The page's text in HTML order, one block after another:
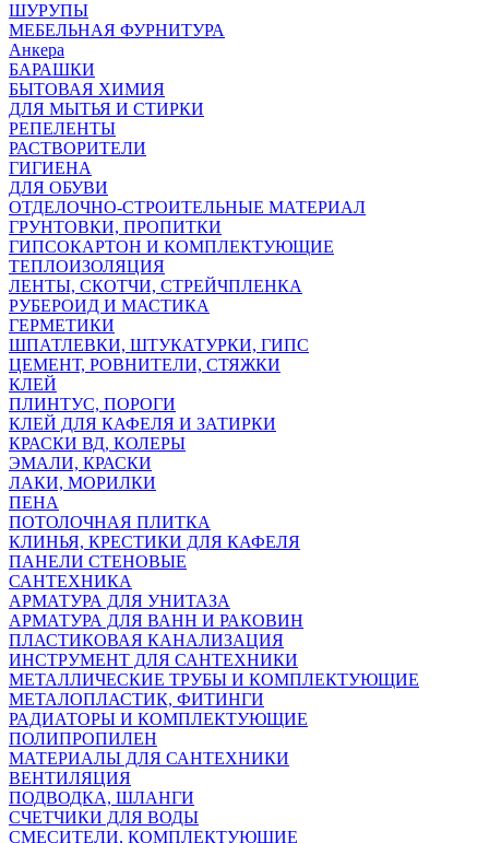
ШУРУПЫ
МЕБЕЛЬНАЯ ФУРНИТУРА
Анкера
БАРАШКИ
БЫТОВАЯ ХИМИЯ
ДЛЯ МЫТЬЯ И СТИРКИ
РЕПЕЛЕНТЫ
РАСТВОРИТЕЛИ
ГИГИЕНА
ДЛЯ ОБУВИ
ОТДЕЛОЧНО-СТРОИТЕЛЬНЫЕ МАТЕРИАЛ
ГРУНТОВКИ, ПРОПИТКИ
ГИПСОКАРТОН И КОМПЛЕКТУЮЩИЕ
ТЕПЛОИЗОЛЯЦИЯ
ЛЕНТЫ, СКОТЧИ, СТРЕЙЧПЛЕНКА
РУБЕРОИД И МАСТИКА
ГЕРМЕТИКИ
ШПАТЛЕВКИ, ШТУКАТУРКИ, ГИПС
ЦЕМЕНТ, РОВНИТЕЛИ, СТЯЖКИ
КЛЕЙ
ПЛИНТУС, ПОРОГИ
КЛЕЙ ДЛЯ КАФЕЛЯ И ЗАТИРКИ
КРАСКИ ВД, КОЛЕРЫ
ЭМАЛИ, КРАСКИ
ЛАКИ, МОРИЛКИ
ПЕНА
ПОТОЛОЧНАЯ ПЛИТКА
КЛИНЬЯ, КРЕСТИКИ ДЛЯ КАФЕЛЯ
ПАНЕЛИ СТЕНОВЫЕ
САНТЕХНИКА
АРМАТУРА ДЛЯ УНИТАЗА
АРМАТУРА ДЛЯ ВАНН И РАКОВИН
ПЛАСТИКОВАЯ КАНАЛИЗАЦИЯ
ИНСТРУМЕНТ ДЛЯ САНТЕХНИКИ
МЕТАЛЛИЧЕСКИЕ ТРУБЫ И КОМПЛЕКТУЮЩИЕ
МЕТАЛОПЛАСТИК, ФИТИНГИ
РАДИАТОРЫ И КОМПЛЕКТУЮЩИЕ
ПОЛИПРОПИЛЕН
МАТЕРИАЛЫ ДЛЯ САНТЕХНИКИ
ВЕНТИЛЯЦИЯ
ПОДВОДКА, ШЛАНГИ
СЧЕТЧИКИ ДЛЯ ВОДЫ
СМЕСИТЕЛИ, КОМПЛЕКТУЮЩИЕ